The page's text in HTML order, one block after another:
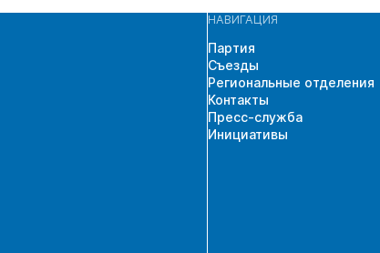
НАВИГАЦИЯ
Партия
Съезды
Региональные отделения
Контакты
Пресс-служба
Инициативы